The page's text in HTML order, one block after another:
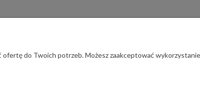
do Twoich potrzeb. Możesz zaakceptować